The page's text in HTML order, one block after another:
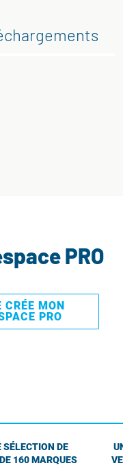
PRO
CRÉE MON
PRO
SÉLECTION DE
160 MARQUES